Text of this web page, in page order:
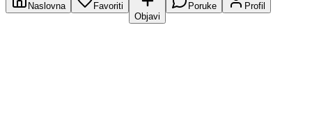
Naslovna
Favoriti
Objavi
Poruke Profil